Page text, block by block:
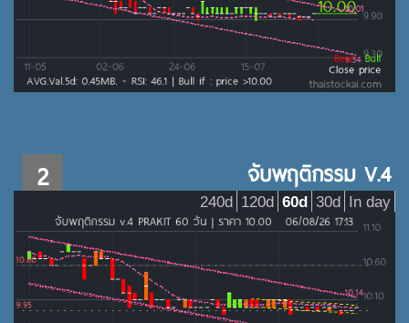
2 จับพฤติกรรม V.4
In day
30d
60d
120d
240d